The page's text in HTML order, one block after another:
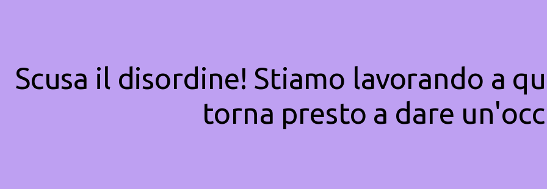
Scusa il disordine! Stiamo lavorando a
torna presto a dare